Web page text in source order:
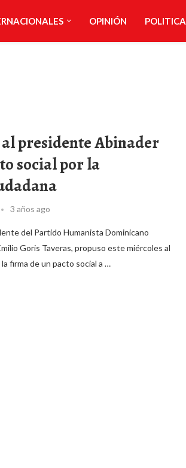
OPINIÓN POLITICA
presidente Abinader
social por la
3 años ago
del Partido Humanista Dominicano
Goris Taveras, propuso este miércoles al
firma de un pacto social a …